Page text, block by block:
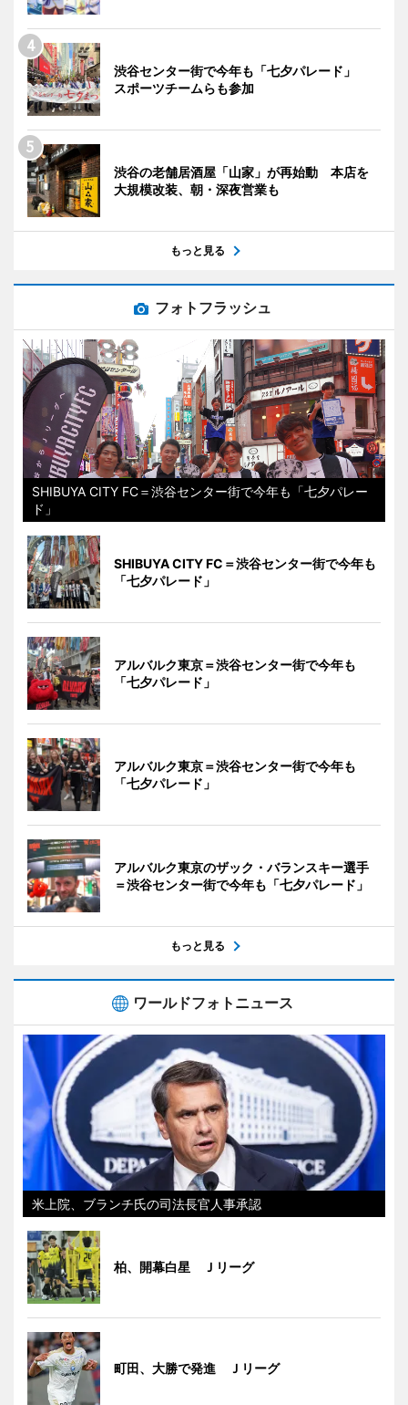
渋谷センター街で今年も「七夕パレード」
スポーツチームらも参加
渋谷の老舗居酒屋「山家」が再始動 本店を
大規模改装、朝・深夜営業も
もっと見る
フォトフラッシュ
SHIBUYA CITY FC＝渋谷センター街で今年も「七夕パレー
ド」
SHIBUYA CITY FC＝渋谷センター街で今年も
「七夕パレード」
アルバルク東京＝渋谷センター街で今年も
「七夕パレード」
アルバルク東京＝渋谷センター街で今年も
「七夕パレード」
アルバルク東京のザック・バランスキー選手
＝渋谷センター街で今年も「七夕パレード」
もっと見る
ワールドフォトニュース
米上院、ブランチ氏の司法長官人事承認
柏、開幕白星 Ｊリーグ
町田、大勝で発進 Ｊリーグ